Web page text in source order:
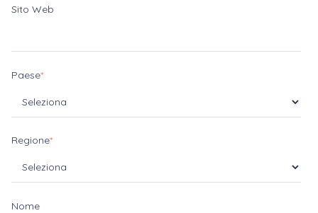
Sito Web
Paese*
Regione*
Nome